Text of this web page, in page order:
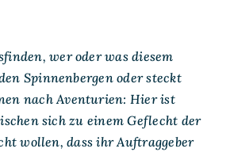
wer oder was diesem
Spinnenbergen oder steckt
nach Aventurien: Hier ist
sich zu einem Geflecht der
wollen, dass ihr Auftraggeber